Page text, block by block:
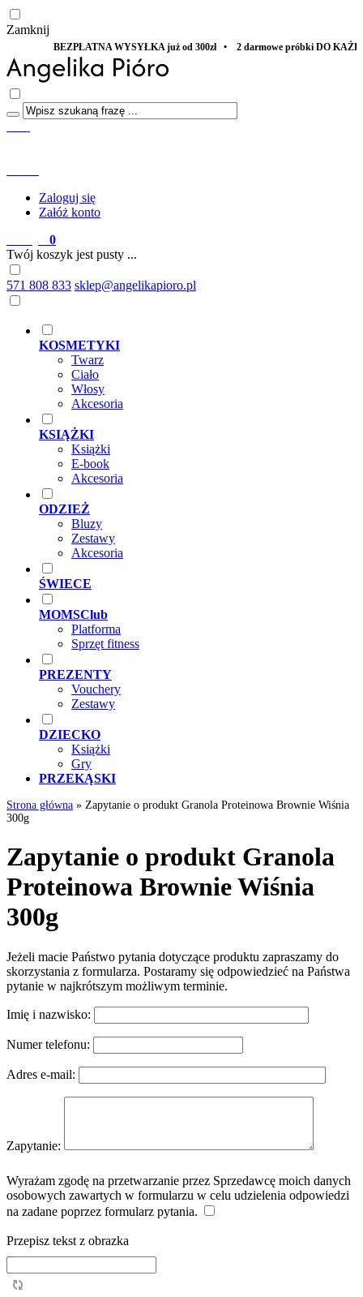
Zamknij
BEZPŁATNA WYSYŁKA już od 300zł • 2 darmowe próbki DO KAŻDEGO
Zaloguj się
Załóż konto
0
Twój koszyk jest pusty ...
571 808 833 sklep@angelikapioro.pl
KOSMETYKI
Twarz
Ciało
Włosy
Akcesoria
KSIĄŻKI
Książki
E-book
Akcesoria
ODZIEŻ
Bluzy
Zestawy
Akcesoria
ŚWIECE
MOMSClub
Platforma
Sprzęt fitness
PREZENTY
Vouchery
Zestawy
DZIECKO
Książki
Gry
PRZEKĄSKI
Strona główna » Zapytanie o produkt Granola Proteinowa Brownie Wiśnia
300g
Zapytanie o produkt Granola
Proteinowa Brownie Wiśnia
300g
Jeżeli macie Państwo pytania dotyczące produktu zapraszamy do
skorzystania z formularza. Postaramy się odpowiedzieć na Państwa
pytanie w najkrótszym możliwym terminie.
Imię i nazwisko:
Numer telefonu:
Adres e-mail:
Zapytanie:
Wyrażam zgodę na przetwarzanie przez Sprzedawcę moich danych
osobowych zawartych w formularzu w celu udzielenia odpowiedzi
na zadane poprzez formularz pytania.
Przepisz tekst z obrazka